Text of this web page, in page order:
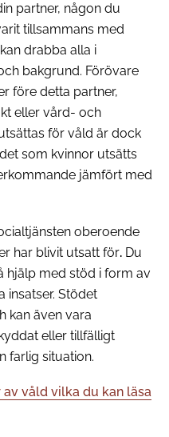
partner, någon du
tillsammans med
drabba alla i
bakgrund. Förövare
före detta partner,
eller vård- och
för våld är dock
som kvinnor utsätts
jämfört med
oberoende
har blivit utsatt för. Du
hjälp med stöd i form av
insatser. Stödet
kan även vara
eller tillfälligt
farlig situation.
våld vilka du kan läsa